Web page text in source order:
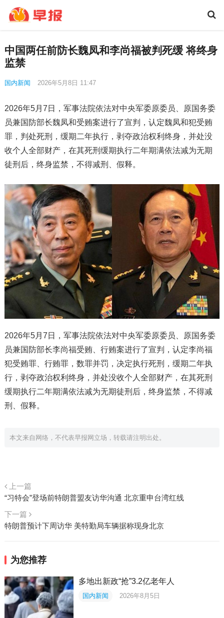
中国两任前防长魏凤和李尚福被判死缓 将终身
监禁
国内新闻 2026年5月8日 11:47
2026年5月7日，军事法院依法对中央军委原委员、原国务委
员兼国防部长魏凤和受贿案进行了宣判，认定魏凤和犯受贿
罪，判处死刑，缓期二年执行，剥夺政治权利终身，并处没
收个人全部财产，在其死刑缓期执行二年期满依法减为无期
徒刑后，终身监禁，不得减刑、假释。
2026年5月7日，军事法院依法对中央军委原委员、原国务委
员兼国防部长李尚福受贿、行贿案进行了宣判，认定李尚福
犯受贿罪、行贿罪，数罪并罚，决定执行死刑，缓期二年执
行，剥夺政治权利终身，并处没收个人全部财产，在其死刑
缓期执行二年期满依法减为无期徒刑后，终身监禁，不得减
刑、假释。
本文来自网络，不代表早报网立场，转载请注明出处。
上一篇
“习特会”登场前特朗普盟友访华沟通 北京重申台湾红线
下一篇
特朗普预计下周访华 美特勤局车辆据称现身北京
为您推荐
多地出新政“抢”3.2亿老年人
国内新闻 2026年8月5日